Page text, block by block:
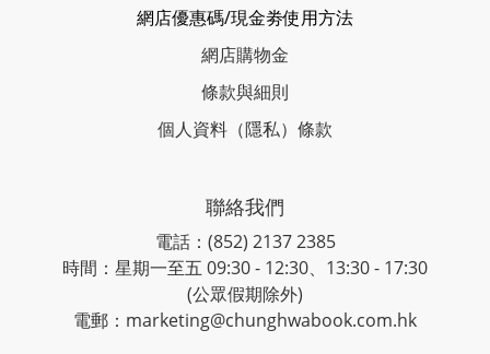
網店優惠碼/現金劵使用方法
網店購物金
條款與細則
個人資料（隱私）條款
聯絡我們
電話：(852) 2137 2385
時間：星期一至五 09:30 - 12:30、13:30 - 17:30
(公眾假期除外)
電郵：marketing@chunghwabook.com.hk